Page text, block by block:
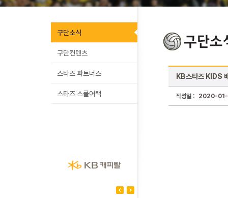
구단소식
구단컨텐츠
스타즈 파트너스
스타즈 스쿨어택
KB스타즈 KIDS
작성일 : 2020-